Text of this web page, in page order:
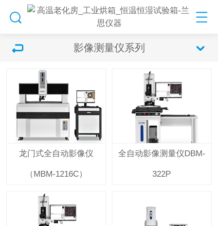
影像测量仪系列
龙门式全自动影像仪
（MBM-1216C）
全自动影像测量仪DBM-
322P